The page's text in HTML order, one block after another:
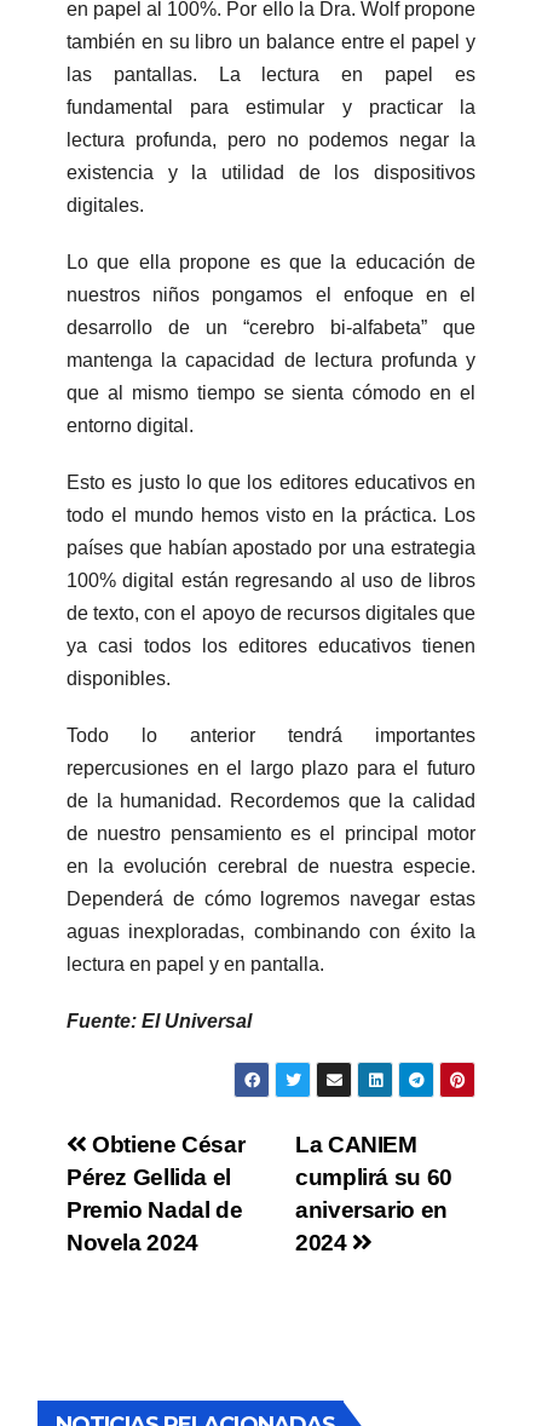
en papel al 100%. Por ello la Dra. Wolf propone
también en su libro un balance entre el papel y
las pantallas. La lectura en papel es
fundamental para estimular y practicar la
lectura profunda, pero no podemos negar la
existencia y la utilidad de los dispositivos
digitales.
Lo que ella propone es que la educación de
nuestros niños pongamos el enfoque en el
desarrollo de un “cerebro bi-alfabeta” que
mantenga la capacidad de lectura profunda y
que al mismo tiempo se sienta cómodo en el
entorno digital.
Esto es justo lo que los editores educativos en
todo el mundo hemos visto en la práctica. Los
países que habían apostado por una estrategia
100% digital están regresando al uso de libros
de texto, con el apoyo de recursos digitales que
ya casi todos los editores educativos tienen
disponibles.
Todo lo anterior tendrá importantes
repercusiones en el largo plazo para el futuro
de la humanidad. Recordemos que la calidad
de nuestro pensamiento es el principal motor
en la evolución cerebral de nuestra especie.
Dependerá de cómo logremos navegar estas
aguas inexploradas, combinando con éxito la
lectura en papel y en pantalla.
Fuente: El Universal
La CANIEM
cumplirá su 60
aniversario en
2024
Obtiene César
Pérez Gellida el
Premio Nadal de
Novela 2024